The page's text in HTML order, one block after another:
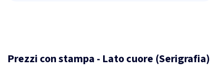
Prezzi con stampa - Lato cuore (Serigrafia)